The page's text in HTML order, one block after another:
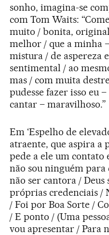
sonho, imagina-se
com Tom Waits:
muito / bonita,
melhor / que a minha
mistura / de aspereza
sentimental / ao
mas / com muita
pudesse fazer isso eu
cantar – maravilhoso.”
Em ‘Espelho de
atraente, que aspira a
pede a ele um contato
não sou ninguém
não ser cantora / Deus
próprias credenciais /
/ Foi por Boa Sorte /
/ E ponto / (Uma
vou apresentar / Para